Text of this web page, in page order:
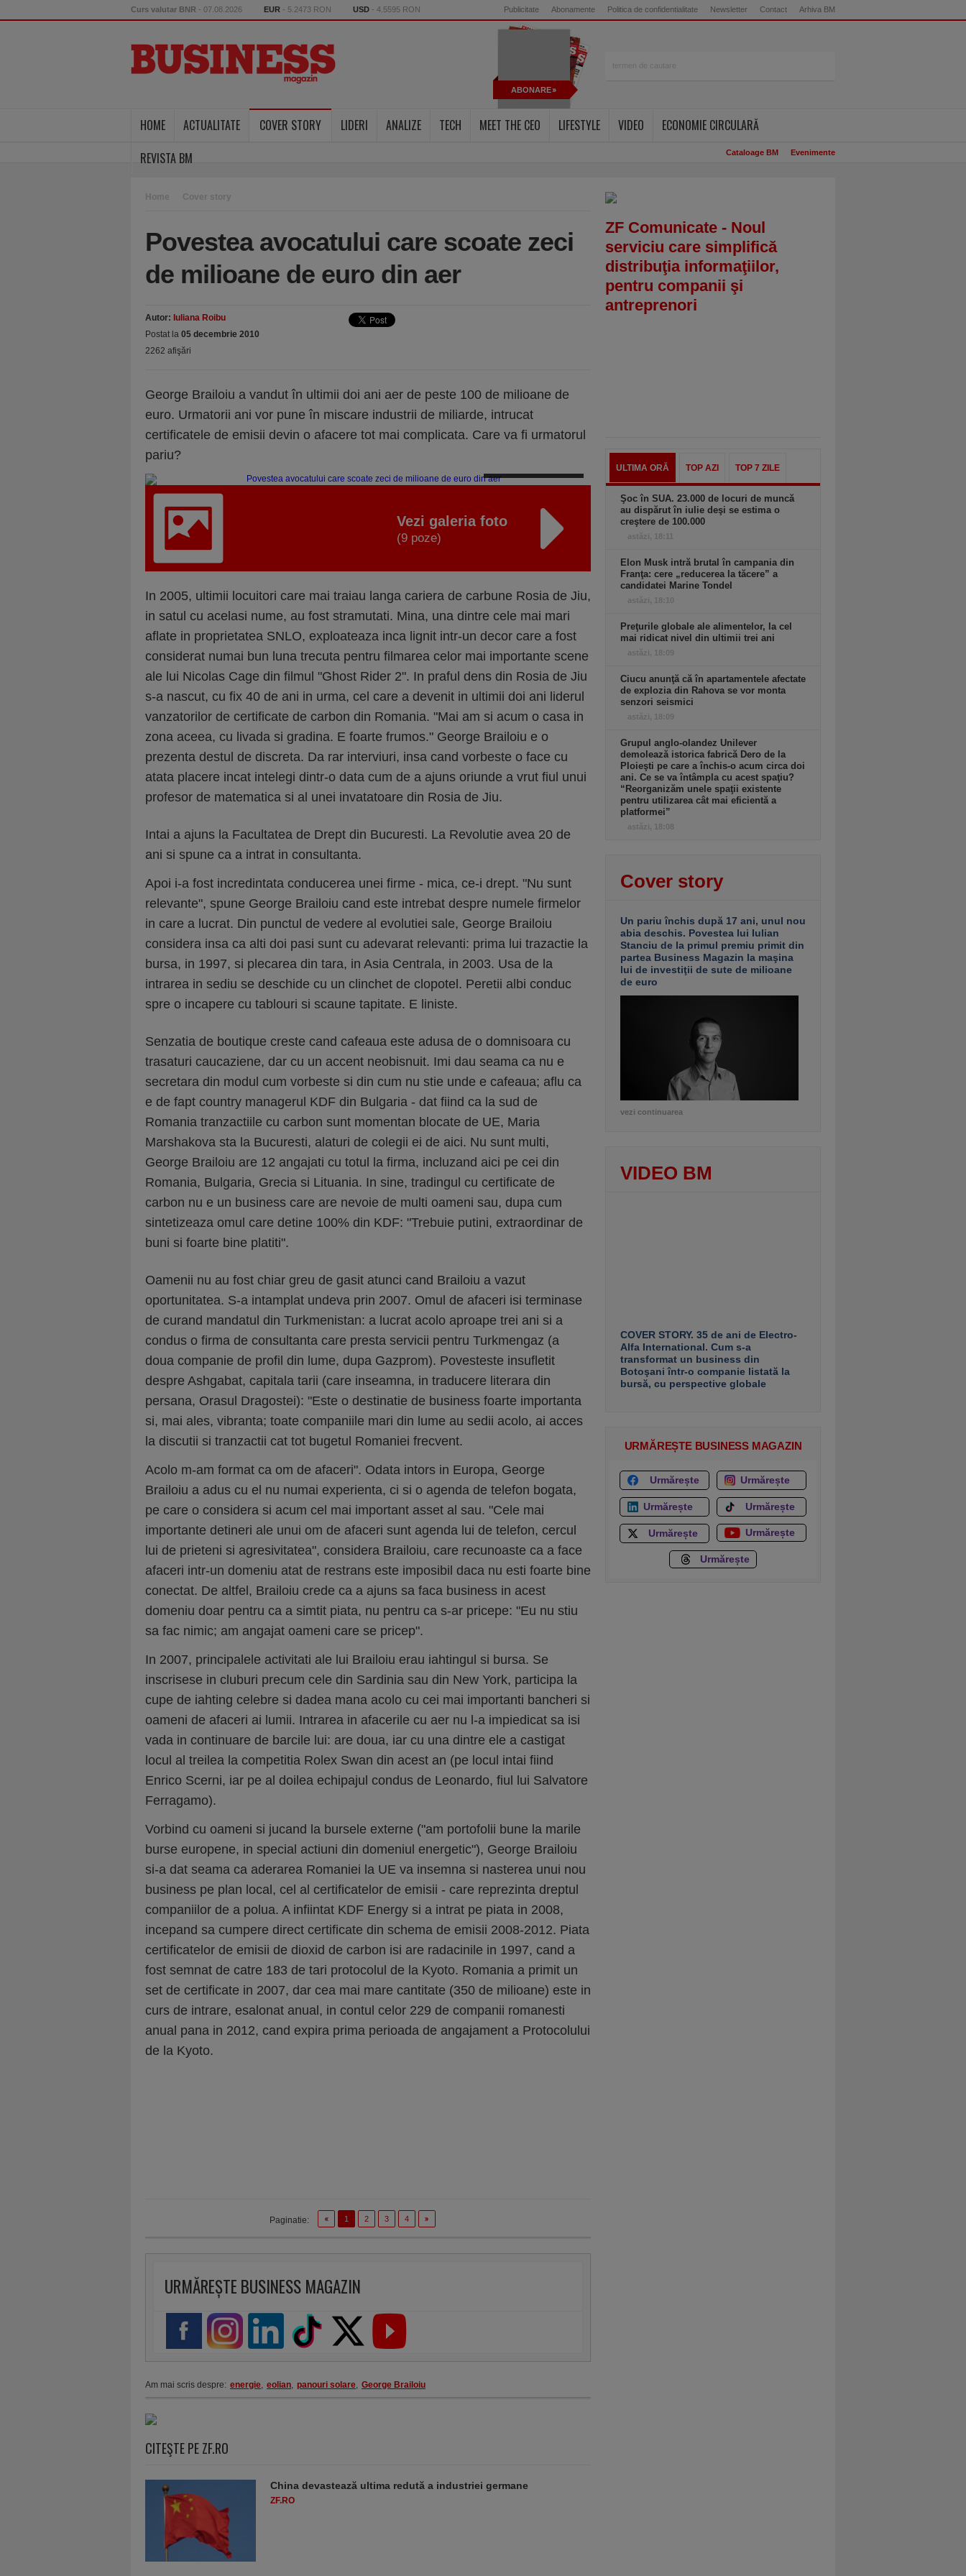
Curs valutar BNR - 07.08.2026 EUR - 5.2473 RON USD - 4.5595 RON Publicitate Abonamente Politica de confidentialitate Newsletter Contact Arhiva BM
ABONARE
HOME ACTUALITATE COVER STORY LIDERI ANALIZE TECH MEET THE CEO LIFESTYLE VIDEO
ECONOMIE CIRCULARĂ
REVISTA BM
Cataloage BM Evenimente
Home Cover story
Povestea avocatului care scoate zeci
de milioane de euro din aer
Autor: Iuliana Roibu
Postat la 05 decembrie 2010
2262 afişări
George Brailoiu a vandut în ultimii doi ani aer de peste 100 de milioane de
euro. Urmatorii ani vor pune în miscare industrii de miliarde, intrucat
certificatele de emisii devin o afacere tot mai complicata. Care va fi urmatorul
pariu?
Vezi galeria foto
(9 poze)
In 2005, ultimii locuitori care mai traiau langa cariera de carbune Rosia de Jiu,
in satul cu acelasi nume, au fost stramutati. Mina, una dintre cele mai mari
aflate in proprietatea SNLO, exploateaza inca lignit intr-un decor care a fost
considerat numai bun luna trecuta pentru filmarea celor mai importante scene
ale lui Nicolas Cage din filmul "Ghost Rider 2". In praful dens din Rosia de Jiu
s-a nascut, cu fix 40 de ani in urma, cel care a devenit in ultimii doi ani liderul
vanzatorilor de certificate de carbon din Romania. "Mai am si acum o casa in
zona aceea, cu livada si gradina. E foarte frumos." George Brailoiu e o
prezenta destul de discreta. Da rar interviuri, insa cand vorbeste o face cu
atata placere incat intelegi dintr-o data cum de a ajuns oriunde a vrut fiul unui
profesor de matematica si al unei invatatoare din Rosia de Jiu.
Intai a ajuns la Facultatea de Drept din Bucuresti. La Revolutie avea 20 de
ani si spune ca a intrat in consultanta.
Apoi i-a fost incredintata conducerea unei firme - mica, ce-i drept. "Nu sunt
relevante", spune George Brailoiu cand este intrebat despre numele firmelor
in care a lucrat. Din punctul de vedere al evolutiei sale, George Brailoiu
considera insa ca alti doi pasi sunt cu adevarat relevanti: prima lui trazactie la
bursa, in 1997, si plecarea din tara, in Asia Centrala, in 2003. Usa de la
intrarea in sediu se deschide cu un clinchet de clopotel. Peretii albi conduc
spre o incapere cu tablouri si scaune tapitate. E liniste.
Senzatia de boutique creste cand cafeaua este adusa de o domnisoara cu
trasaturi caucaziene, dar cu un accent neobisnuit. Imi dau seama ca nu e
secretara din modul cum vorbeste si din cum nu stie unde e cafeaua; aflu ca
e de fapt country managerul KDF din Bulgaria - dat fiind ca la sud de
Romania tranzactiile cu carbon sunt momentan blocate de UE, Maria
Marshakova sta la Bucuresti, alaturi de colegii ei de aici. Nu sunt multi,
George Brailoiu are 12 angajati cu totul la firma, incluzand aici pe cei din
Romania, Bulgaria, Grecia si Lituania. In sine, tradingul cu certificate de
carbon nu e un business care are nevoie de multi oameni sau, dupa cum
sintetizeaza omul care detine 100% din KDF: "Trebuie putini, extraordinar de
buni si foarte bine platiti".
Oamenii nu au fost chiar greu de gasit atunci cand Brailoiu a vazut
oportunitatea. S-a intamplat undeva prin 2007. Omul de afaceri isi terminase
de curand mandatul din Turkmenistan: a lucrat acolo aproape trei ani si a
condus o firma de consultanta care presta servicii pentru Turkmengaz (a
doua companie de profil din lume, dupa Gazprom). Povesteste insufletit
despre Ashgabat, capitala tarii (care inseamna, in traducere literara din
persana, Orasul Dragostei): "Este o destinatie de business foarte importanta
si, mai ales, vibranta; toate companiile mari din lume au sedii acolo, ai acces
la discutii si tranzactii cat tot bugetul Romaniei frecvent.
Acolo m-am format ca om de afaceri". Odata intors in Europa, George
Brailoiu a adus cu el nu numai experienta, ci si o agenda de telefon bogata,
pe care o considera si acum cel mai important asset al sau. "Cele mai
importante detineri ale unui om de afaceri sunt agenda lui de telefon, cercul
lui de prieteni si agresivitatea", considera Brailoiu, care recunoaste ca a face
afaceri intr-un domeniu atat de restrans este imposibil daca nu esti foarte bine
conectat. De altfel, Brailoiu crede ca a ajuns sa faca business in acest
domeniu doar pentru ca a simtit piata, nu pentru ca s-ar pricepe: "Eu nu stiu
sa fac nimic; am angajat oameni care se pricep".
In 2007, principalele activitati ale lui Brailoiu erau iahtingul si bursa. Se
inscrisese in cluburi precum cele din Sardinia sau din New York, participa la
cupe de iahting celebre si dadea mana acolo cu cei mai importanti bancheri si
oameni de afaceri ai lumii. Intrarea in afacerile cu aer nu l-a impiedicat sa isi
vada in continuare de barcile lui: are doua, iar cu una dintre ele a castigat
locul al treilea la competitia Rolex Swan din acest an (pe locul intai fiind
Enrico Scerni, iar pe al doilea echipajul condus de Leonardo, fiul lui Salvatore
Ferragamo).
Vorbind cu oameni si jucand la bursele externe ("am portofolii bune la marile
burse europene, in special actiuni din domeniul energetic"), George Brailoiu
si-a dat seama ca aderarea Romaniei la UE va insemna si nasterea unui nou
business pe plan local, cel al certificatelor de emisii - care reprezinta dreptul
companiilor de a polua. A infiintat KDF Energy si a intrat pe piata in 2008,
incepand sa cumpere direct certificate din schema de emisii 2008-2012. Piata
certificatelor de emisii de dioxid de carbon isi are radacinile in 1997, cand a
fost semnat de catre 183 de tari protocolul de la Kyoto. Romania a primit un
set de certificate in 2007, dar cea mai mare cantitate (350 de milioane) este in
curs de intrare, esalonat anual, in contul celor 229 de companii romanesti
anual pana in 2012, cand expira prima perioada de angajament a Protocolului
de la Kyoto.
Paginatie: 1 2 3 4
URMĂREȘTE BUSINESS MAGAZIN
Am mai scris despre: energie, eolian, panouri solare, George Brailoiu
CITEŞTE PE ZF.RO
China devastează ultima redută a industriei germane
ZF.RO
ZF Comunicate - Noul
serviciu care simplifică
distribuţia informaţiilor,
pentru companii şi
antreprenori
ULTIMA ORĂ TOP AZI TOP 7 ZILE
Şoc în SUA. 23.000 de locuri de muncă
au dispărut în iulie deşi se estima o
creştere de 100.000
astăzi, 18:11
Elon Musk intră brutal în campania din
Franţa: cere „reducerea la tăcere” a
candidatei Marine Tondel
astăzi, 18:10
Preţurile globale ale alimentelor, la cel
mai ridicat nivel din ultimii trei ani
astăzi, 18:09
Ciucu anunţă că în apartamentele afectate
de explozia din Rahova se vor monta
senzori seismici
astăzi, 18:09
Grupul anglo-olandez Unilever
demolează istorica fabrică Dero de la
Ploieşti pe care a închis-o acum circa doi
ani. Ce se va întâmpla cu acest spaţiu?
“Reorganizăm unele spaţii existente
pentru utilizarea cât mai eficientă a
platformei”
astăzi, 18:08
Cover story
Un pariu închis după 17 ani, unul nou
abia deschis. Povestea lui Iulian
Stanciu de la primul premiu primit din
partea Business Magazin la maşina
lui de investiţii de sute de milioane
de euro
vezi continuarea
VIDEO BM
COVER STORY. 35 de ani de Electro-
Alfa International. Cum s-a
transformat un business din
Botoşani într-o companie listată la
bursă, cu perspective globale
URMĂREȘTE BUSINESS MAGAZIN
Urmărește Urmărește
Urmărește Urmărește
Urmărește Urmărește
Urmărește